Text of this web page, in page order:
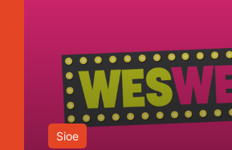
Sioe